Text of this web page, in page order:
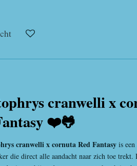
cranwelli x
❤️🐸
cranwelli x cornuta Red Fantasy is
die direct alle aandacht naar zich toe trekt.